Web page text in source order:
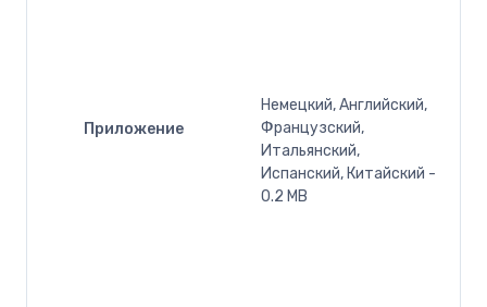
Приложение
Немецкий, Английский,
Французский,
Итальянский,
Испанский, Китайский -
0.2 MB